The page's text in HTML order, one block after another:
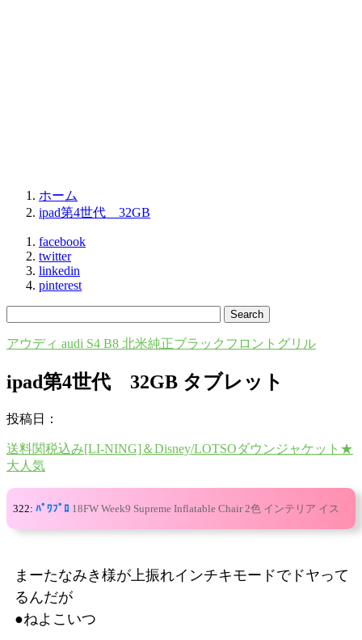
ホーム
ipad第4世代 32GB
facebook
twitter
linkedin
pinterest
アウディ audi S4 B8 北米純正ブラックフロントグリル
ipad第4世代 32GB タブレット
投稿日：
送料関税込み[LI-NING]＆Disney/LOTSOダウンジャケット★
大人気
322: ﾊﾟﾜﾌﾟﾛ 18FW Week9 Supreme Inflatable Chair 2色 インテリア イス
まーたなみき様が上振れインチキモードでドヤって
るんだが
●ねよこいつ